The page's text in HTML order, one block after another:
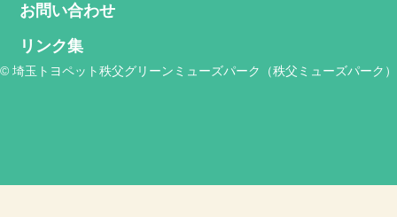
お問い合わせ
リンク集
© 埼玉トヨペット秩父グリーンミューズパーク（秩父ミューズパーク）